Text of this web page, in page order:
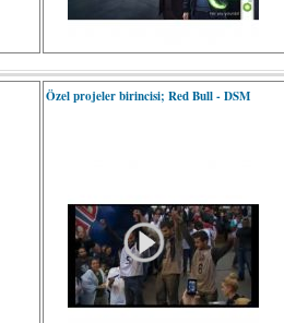
Özel projeler birincisi; Red Bull - DSM